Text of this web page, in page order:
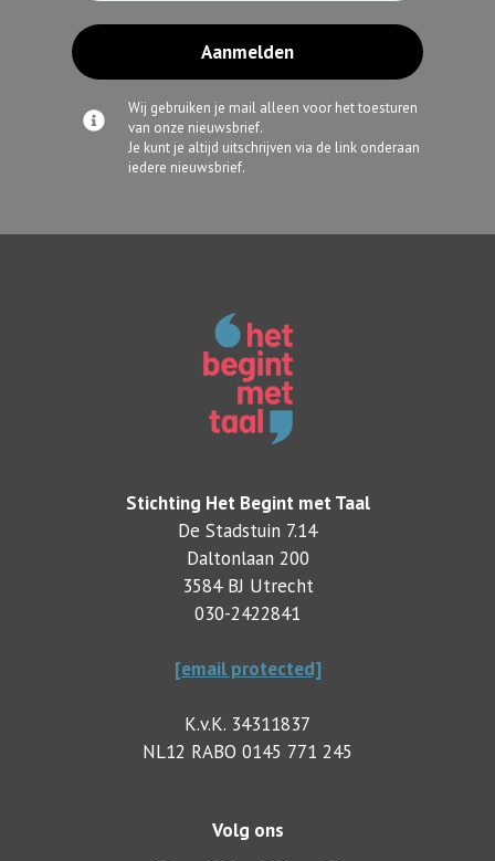
Aanmelden
Wij gebruiken je mail alleen voor het toesturen
van onze nieuwsbrief.
Je kunt je altijd uitschrijven via de link onderaan
iedere nieuwsbrief.
Stichting Het Begint met Taal
De Stadstuin 7.14
Daltonlaan 200
3584 BJ Utrecht
030-2422841
[email protected]
K.v.K. 34311837
NL12 RABO 0145 771 245
Volg ons